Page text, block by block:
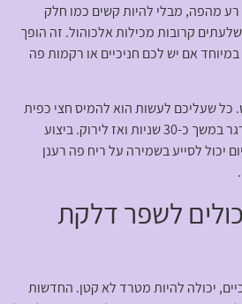
מהפה, מבלי להיות קשים כמו חלק
קרובות מכילות אלכוהול. זה הופך
אם יש לכם חניכיים או רקמות פה
כל שעליכם לעשות הוא להמיס חצי כפית
מלח בכוס מים חמימים, לגרגר במשך כ-30 שניות ואז לירוק. ביצוע
יכול לסייע בשמירה על ריח פה רענן
לשפר דלקת
יכולה להיות מטרד לא קטן. החדשות